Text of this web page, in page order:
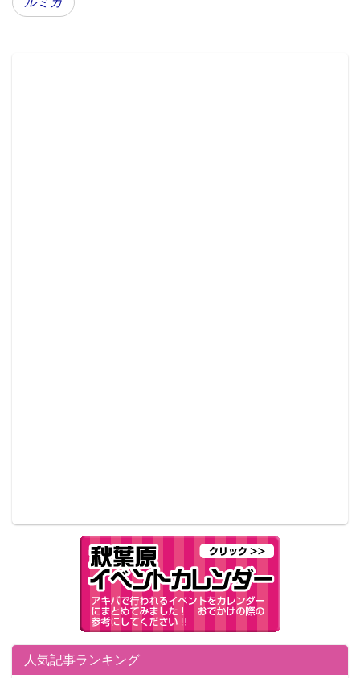
応援上映時など、場面によって瞬時にカラーを変えた
この記事が気に入ったらフォローしよう
人気記事ランキング